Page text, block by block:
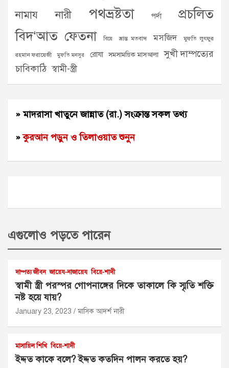
নামায নারী পথভ্রষ্টতা পর্দা
প্রচলিত
বিদ‘আত ফেতনা বিয়ে ভ্রান্ত মতবাদ মসজিদ মুফতি লুৎফুর
রহমান ফরায়েজী মুফতি মনসুর রোযা সমসাময়িক মাসআলা
সুখী দাম্পত্যের
চাবিকাঠি স্বামী-স্ত্রী
» মাদরাসা খাতুনে জান্নাত (রা.) সংক্রান্ত সকল তথ্য
» কুরআন পড়ুন ও তিলাওয়াত শুনুন
এগুলোও পড়তে পারেন
দাম্পত্য জীবন জায়েয-নাজায়েয বিয়ে-শাদী
স্বামী স্ত্রী পরস্পর গোপনাঙ্গের দিকে তাকালে কি স্মৃতি শক্তি
নষ্ট হয়ে যায়?
January 23, 2023 মাসিক আদর্শ নারী
মাসায়িল শিখি বিয়ে-শাদী
ইদ্দত কাকে বলে? ইদ্দত কতদিন পালন করতে হয়?